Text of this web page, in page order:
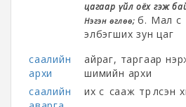
цагаар үйл оёх гэж
Нэгэн өглөө; б. Мал
элбэгших зун цаг
саалийн
архи
айраг, таргаар
шимийн архи
саалийн
их сүү сааж түрүүлсэн